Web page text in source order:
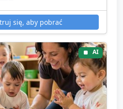
się, aby pobrać
AI